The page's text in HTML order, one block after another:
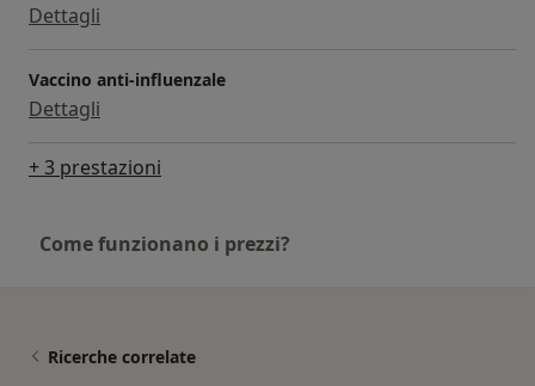
Dettagli
Vaccino anti-influenzale
Dettagli
+ 3 prestazioni
Come funzionano i prezzi?
Ricerche correlate